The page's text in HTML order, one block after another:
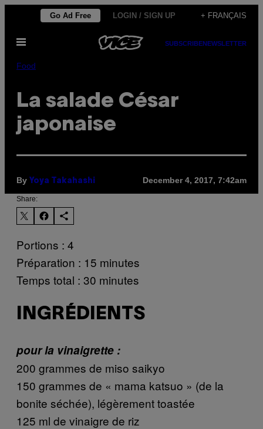
content
Go Ad Free LOGIN / SIGN UP + FRANÇAIS
Open
SUBSCRIBENEWSLETTER
Food
La salade César
japonaise
By Yoya Takahashi December 4, 2017, 7:42am
Share:
Portions : 4
Préparation : 15 minutes
Temps total : 30 minutes
INGRÉDIENTS
pour la vinaigrette :
200 grammes de miso saikyo
150 grammes de « mama katsuo » (de la
bonite séchée), légèrement toastée
125 ml de vinaigre de riz